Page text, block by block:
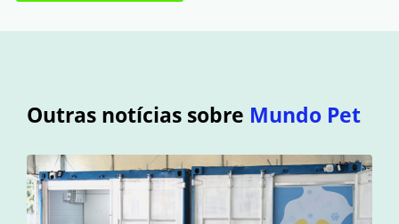
Outras notícias sobre Mundo Pet